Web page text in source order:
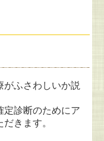
がふさわしいか説
定診断のためにア
きます。